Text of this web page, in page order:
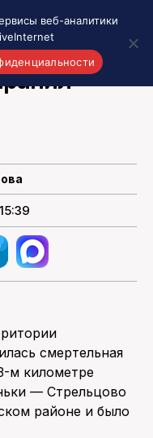
смертельная
м километре
— Стрельцово
районе и было
веб-аналитики